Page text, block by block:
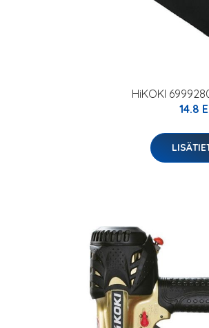
HiKOKI
14.8